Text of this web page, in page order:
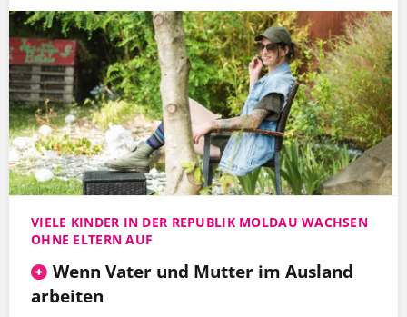
VIELE KINDER IN DER REPUBLIK MOLDAU WACHSEN
OHNE ELTERN AUF
Wenn Vater und Mutter im Ausland
arbeiten